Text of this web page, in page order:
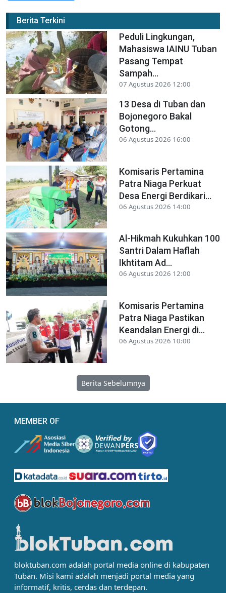
Berita Terkini
Peduli Lingkungan,
Mahasiswa IAINU Tuban
Pasang Tempat
Sampah...
07 Agustus 2026 12:00
13 Desa di Tuban dan
Bojonegoro Bakal
Gotong...
06 Agustus 2026 16:00
Komisaris Pertamina
Patra Niaga Perkuat
Desa Energi Berdikari...
06 Agustus 2026 14:00
Al-Hikmah Kukuhkan 100
Santri Dalam Haflah
Ikhtitam Ad...
06 Agustus 2026 12:00
Komisaris Pertamina
Patra Niaga Pastikan
Keandalan Energi di...
06 Agustus 2026 10:00
Berita Sebelumnya
MEMBER OF
bloktuban.com adalah portal media online di kabupaten
Tuban. Misi kami adalah menjadi portal media yang
informatif, kritis, cerdas dan terdepan.